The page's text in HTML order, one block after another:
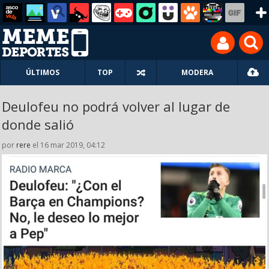
ÚLTIMOS TOP MODERA
Deulofeu no podrá volver al lugar de
donde salió
por rere el 16 mar 2019, 04:12